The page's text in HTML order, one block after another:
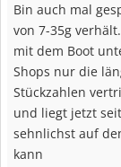
Bin auch mal
von 7-35g
mit dem Boot
Shops nur die
Stückzahlen
und liegt jetzt
sehnlichst auf
kann